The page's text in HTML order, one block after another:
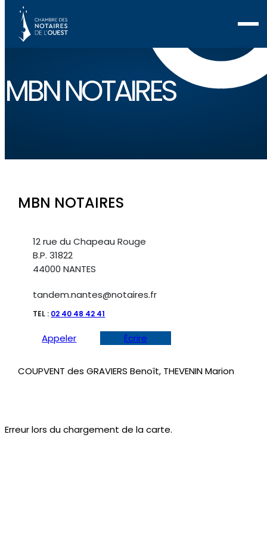
MBN NOTAIRES
Erreur lors du chargement de la carte.
MBN NOTAIRES
12 rue du Chapeau Rouge
B.P. 31822
44000 NANTES
tandem.nantes@notaires.fr
TEL : 02 40 48 42 41
Appeler Écrire
COUPVENT des GRAVIERS Benoît, THEVENIN Marion